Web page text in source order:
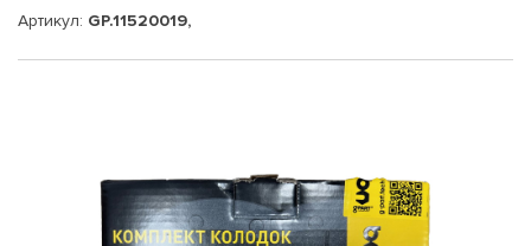
Артикул: GP.11520019,